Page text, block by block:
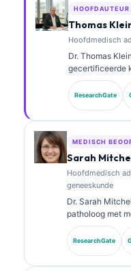
HOOFDAUTEUR
Thomas
Hoofdmedisch
Dr. Thomas
gecertificeerde
meer dan 15
klinische
netwerk. Dr.
interpretatie
ResearchGate
MEDISCH
Sarah
Hoofdmedisch
geneeskunde
Dr. Sarah
patholoog met
Zij heeft
chemie en heeft
ResearchGate